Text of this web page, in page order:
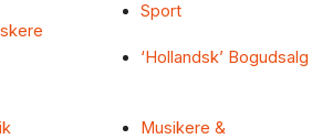
Sport
‘Hollandsk’ Bogudsalg
Musikere &